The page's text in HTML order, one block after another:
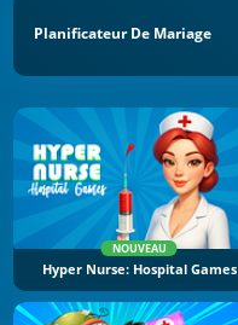
Planificateur De Mariage
NOUVEAU
Hyper Nurse: Hospital Games